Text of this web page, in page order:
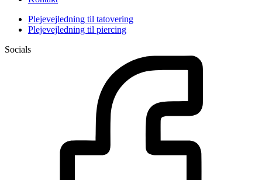
Plejevejledning til tatovering
Plejevejledning til piercing
Socials